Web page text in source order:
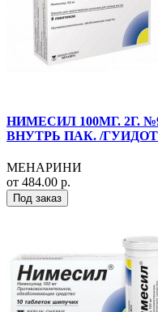
НИМЕСИЛ 100МГ. 2Г.
ВНУТРЬ ПАК. /
МЕНАРИНИ
от 484.00 р.
Под заказ